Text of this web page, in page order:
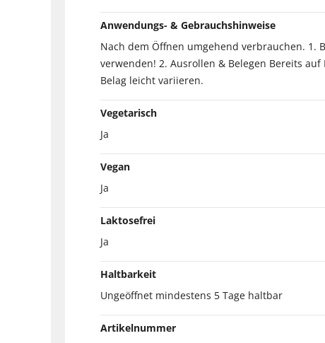
Anwendungs- & Gebrauchshinweise
Nach dem Öffnen umgehend verbrauchen. 1.
verwenden! 2. Ausrollen & Belegen Bereits
Belag leicht variieren.
Vegetarisch
Ja
Vegan
Ja
Laktosefrei
Ja
Haltbarkeit
Ungeöffnet mindestens 5 Tage haltbar
Artikelnummer